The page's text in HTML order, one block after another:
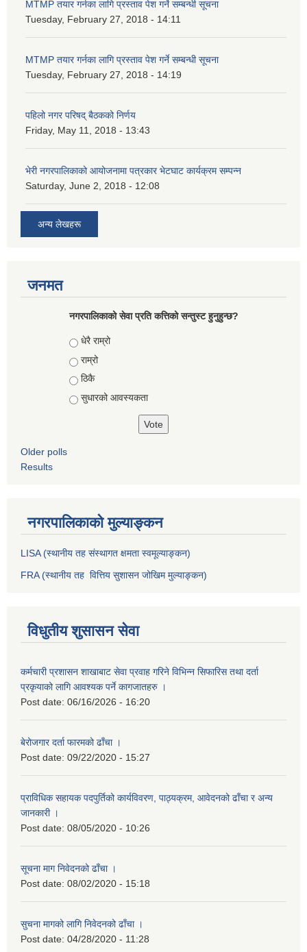
MTMP तयार गर्नका लागि प्रस्ताव पेश गर्ने सम्बन्धी सूचना
Tuesday, February 27, 2018 - 14:11
MTMP तयार गर्नका लागि प्रस्ताव पेश गर्ने सम्बन्धी सूचना
Tuesday, February 27, 2018 - 14:19
पहिलो नगर परिषद् बैठकको निर्णय
Friday, May 11, 2018 - 13:43
भेरी नगरपालिकाको आयोजनामा पत्रकार भेटघाट कार्यक्रम सम्पन्न
Saturday, June 2, 2018 - 12:08
अन्य लेखहरू
जनमत
नगरपालिकाको सेवा प्रति कत्तिको सन्तुस्ट हुनुहुन्छ?
Choices
धेरै राम्रो
राम्रो
ठिकै
सुधारको आवस्यकता
Older polls
Results
नगरपालिकाको मुल्याङ्कन
LISA (स्थानीय तह संस्थागत क्षमता स्वमूल्याङ्कन)
FRA (स्थानीय तह वित्तिय सुशासन जोखिम मुल्याङ्कन)
विधुतीय शुसासन सेवा
कर्मचारी प्रशासन शाखाबाट सेवा प्रवाह गरिने विभिन्न सिफारिस तथा दर्ता
प्रकृयाको लागि आवश्यक पर्ने कागजातहरु ।
Post date: 06/16/2026 - 16:20
बेरोजगार दर्ता फारमको ढाँचा ।
Post date: 09/22/2020 - 15:27
प्राविधिक सहायक पदपुर्तिको कार्यविवरण, पाठ्यक्रम, आवेदनको ढाँचा र अन्य
जानकारी ।
Post date: 08/05/2020 - 10:26
सूचना माग निवेदनको ढाँचा ।
Post date: 08/02/2020 - 15:18
सुचना मागको लागि निवेदनको ढाँचा ।
Post date: 04/28/2020 - 11:28